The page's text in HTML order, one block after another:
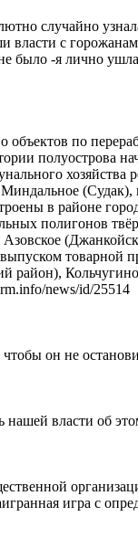
случайно
с
было -я лично
объектов по
полуострова
хозяйства
в районе
полигонов
район),
news/id/25514
он не
власти об
игра с